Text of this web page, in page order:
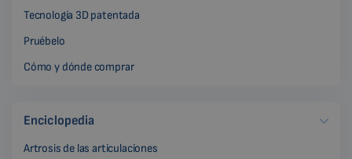
Tecnología 3D patentada
Pruébelo
Cómo y dónde comprar
Enciclopedia
Artrosis de las articulaciones